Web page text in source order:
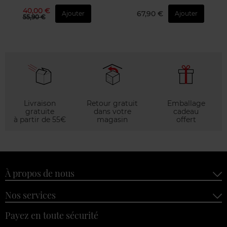
40,00 €
55,90 € Ajouter 67,90 € Ajouter
Livraison
gratuite
à partir de 55€
Retour gratuit
dans votre
magasin
Emballage
cadeau
offert
À propos de nous
Nos services
Payez en toute sécurité